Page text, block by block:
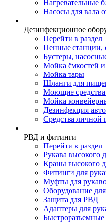
Нагревательные
Насосы для вала
Дезинфекционное
Перейти в раздел
Пенные станции,
Бустеры,
Мойка ёмкостей и
Мойка тары
Шланги для
Моющие
Мойка
Дезинфекция
Средства личной
РВД и фитинги
Перейти в раздел
Рукава высокого
Краны высокого
Фитинги для
Муфты для
Оборудование
Защита для РВД
Адаптеры для
Быстроразъемные